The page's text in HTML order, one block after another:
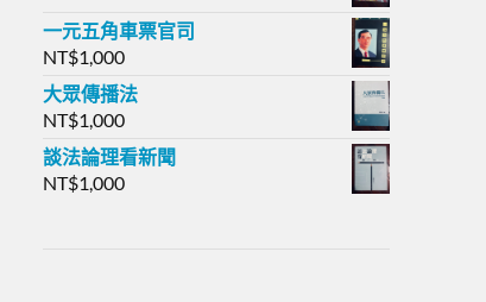
一元五角車票官司
NT$1,000
大眾傳播法
NT$1,000
談法論理看新聞
NT$1,000